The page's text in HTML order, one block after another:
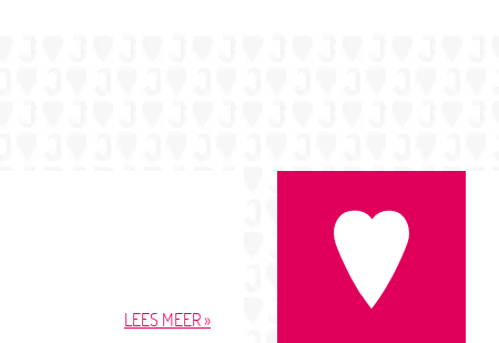
LEES MEER